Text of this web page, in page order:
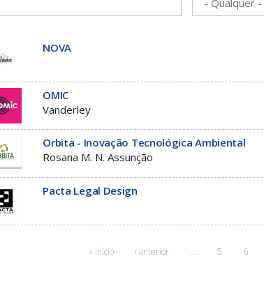
NOVA
OMIC
Vanderley
Orbita - Inovação Tecnológica Ambiental
Rosana M. N. Assunção
Pacta Legal Design
« início ‹ anterior … 5 6